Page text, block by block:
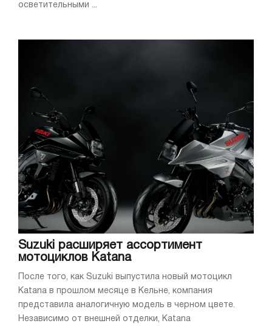
осветительными ...
Suzuki расширяет ассортимент
мотоциклов Katana
После того, как Suzuki выпустила новый мотоцикл
Katana в прошлом месяце в Кельне, компания
представила аналогичную модель в черном цвете.
Независимо от внешней отделки, Katana